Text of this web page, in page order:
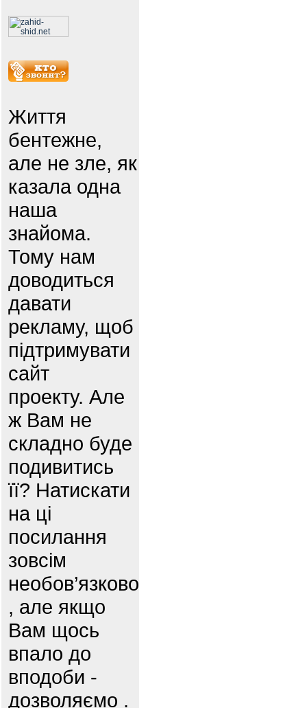
Життя
бентежне,
але не зле, як
казала одна
наша
знайома.
Тому нам
доводиться
давати
рекламу, щоб
підтримувати
сайт
проекту. Але
ж Вам не
складно буде
подивитись
її? Натискати
на ці
посилання
зовсім
необов’язково
, але якщо
Вам щось
впало до
вподоби -
дозволяємо .